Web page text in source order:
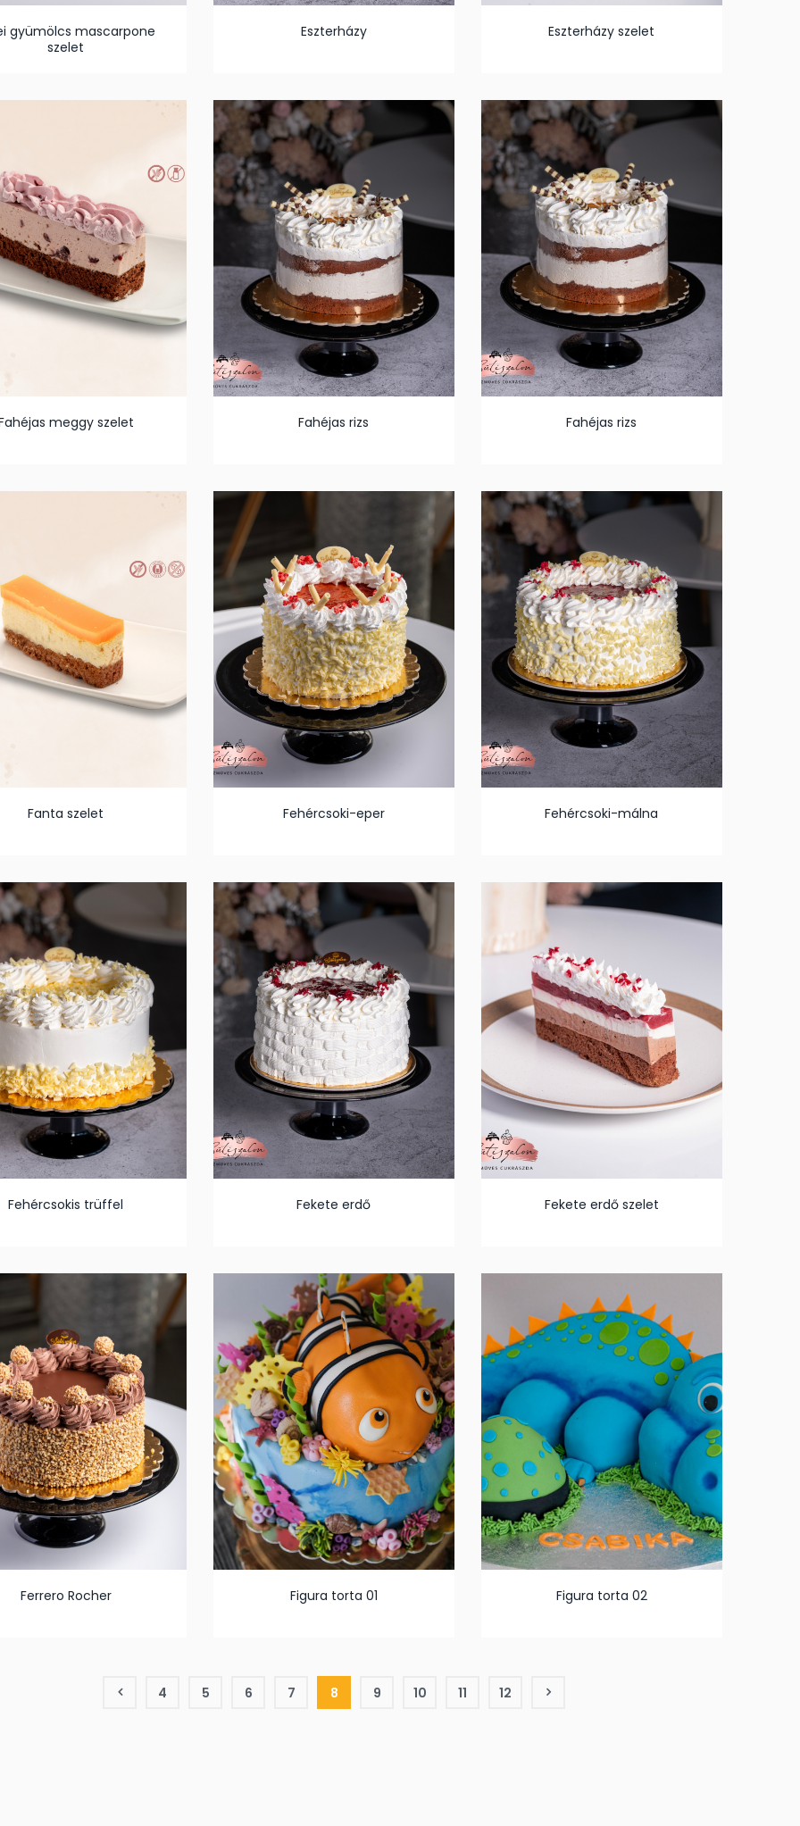
gyümölcs mascarpone
szelet
Eszterházy Eszterházy szelet
meggy szelet Fahéjas rizs Fahéjas rizs
Fanta szelet Fehércsoki-eper Fehércsoki-málna
Fehércsokis trüffel Fekete erdő Fekete erdő szelet
Ferrero Rocher Figura torta 01 Figura torta 02
4 5 6 7 8 9 10 11 12